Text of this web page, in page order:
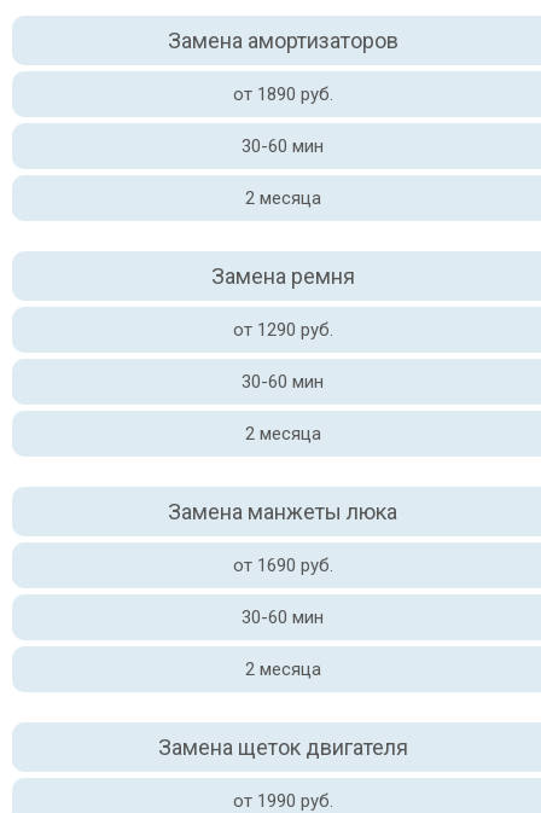
Замена амортизаторов
от 1890 руб.
30-60 мин
2 месяца
Замена ремня
от 1290 руб.
30-60 мин
2 месяца
Замена манжеты люка
от 1690 руб.
30-60 мин
2 месяца
Замена щеток двигателя
от 1990 руб.